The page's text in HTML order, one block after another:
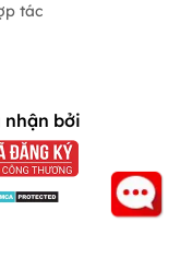
tác
nhận bởi